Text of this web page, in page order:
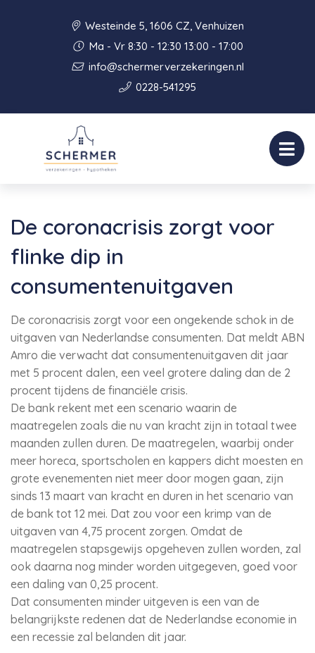
Westeinde 5, 1606 CZ, Venhuizen
Ma - Vr 8:30 - 12:30 13:00 - 17:00
info@schermerverzekeringen.nl
0228-541295
De coronacrisis zorgt voor
flinke dip in
consumentenuitgaven
De coronacrisis zorgt voor een ongekende schok in de
uitgaven van Nederlandse consumenten. Dat meldt ABN
Amro die verwacht dat consumentenuitgaven dit jaar
met 5 procent dalen, een veel grotere daling dan de 2
procent tijdens de financiële crisis.
De bank rekent met een scenario waarin de
maatregelen zoals die nu van kracht zijn in totaal twee
maanden zullen duren. De maatregelen, waarbij onder
meer horeca, sportscholen en kappers dicht moesten en
grote evenementen niet meer door mogen gaan, zijn
sinds 13 maart van kracht en duren in het scenario van
de bank tot 12 mei. Dat zou voor een krimp van de
uitgaven van 4,75 procent zorgen. Omdat de
maatregelen stapsgewijs opgeheven zullen worden, zal
ook daarna nog minder worden uitgegeven, goed voor
een daling van 0,25 procent.
Dat consumenten minder uitgeven is een van de
belangrijkste redenen dat de Nederlandse economie in
een recessie zal belanden dit jaar.